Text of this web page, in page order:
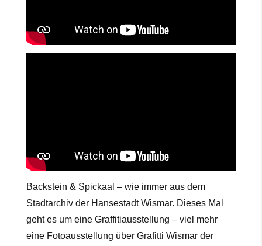
Backstein & Spickaal – wie immer aus dem
Stadtarchiv der Hansestadt Wismar. Dieses Mal
geht es um eine Graffitiausstellung – viel mehr
eine Fotoausstellung über Grafitti Wismar der